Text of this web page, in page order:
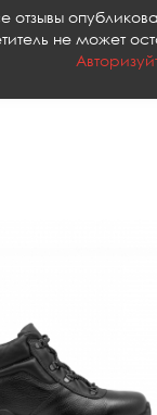
отзывы
не может